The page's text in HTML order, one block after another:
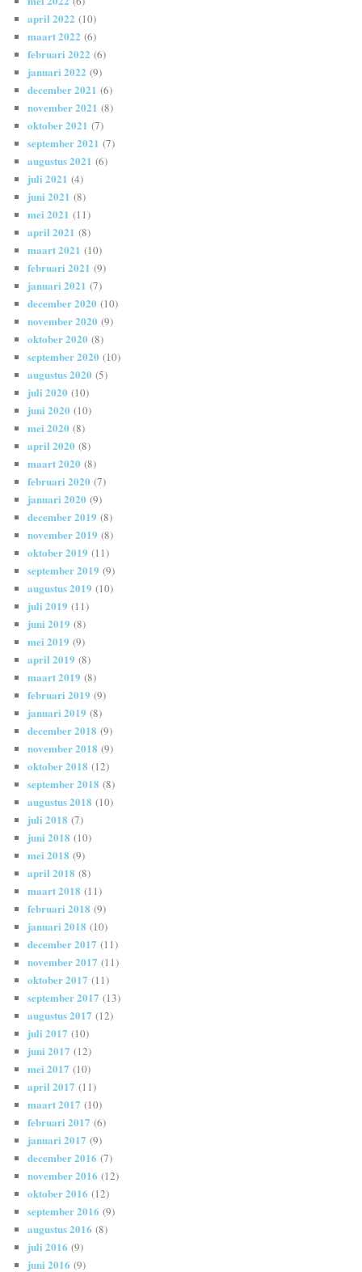
april 2022 (10)
maart 2022 (6)
februari 2022 (6)
januari 2022 (9)
december 2021 (6)
november 2021 (8)
oktober 2021 (7)
september 2021 (7)
augustus 2021 (6)
juli 2021 (4)
juni 2021 (8)
mei 2021 (11)
april 2021 (8)
maart 2021 (10)
februari 2021 (9)
januari 2021 (7)
december 2020 (10)
november 2020 (9)
oktober 2020 (8)
september 2020 (10)
augustus 2020 (5)
juli 2020 (10)
juni 2020 (10)
mei 2020 (8)
april 2020 (8)
maart 2020 (8)
februari 2020 (7)
januari 2020 (9)
december 2019 (8)
november 2019 (8)
oktober 2019 (11)
september 2019 (9)
augustus 2019 (10)
juli 2019 (11)
juni 2019 (8)
mei 2019 (9)
april 2019 (8)
maart 2019 (8)
februari 2019 (9)
januari 2019 (8)
december 2018 (9)
november 2018 (9)
oktober 2018 (12)
september 2018 (8)
augustus 2018 (10)
juli 2018 (7)
juni 2018 (10)
mei 2018 (9)
april 2018 (8)
maart 2018 (11)
februari 2018 (9)
januari 2018 (10)
december 2017 (11)
november 2017 (11)
oktober 2017 (11)
september 2017 (13)
augustus 2017 (12)
juli 2017 (10)
juni 2017 (12)
mei 2017 (10)
april 2017 (11)
maart 2017 (10)
februari 2017 (6)
januari 2017 (9)
december 2016 (7)
november 2016 (12)
oktober 2016 (12)
september 2016 (9)
augustus 2016 (8)
juli 2016 (9)
juni 2016 (9)